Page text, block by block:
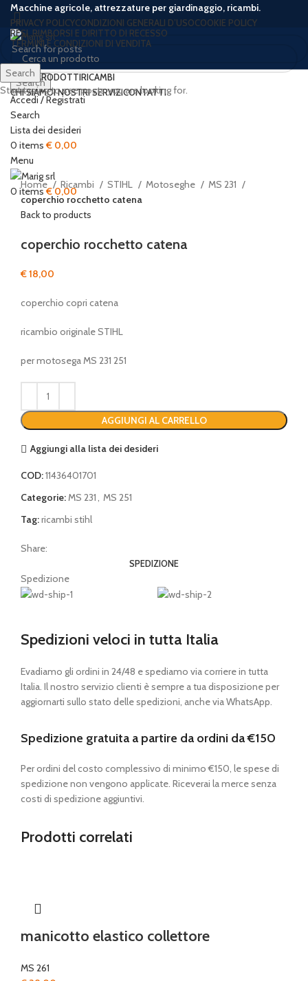
Macchine agricole, attrezzature per giardinaggio, ricambi.
PRIVACY POLICYCONDIZIONI GENERALI D’USOCOOKIE POLICY
RESI, RIMBORSI E DIRITTO DI RECESSO
TERMINI E CONDIZIONI DI VENDITA
Search
Accedi / Registrati
Search
Lista dei desideri
0 items € 0,00
Menu
0 items€0,00
HOME PRODOTTIRICAMBI
CHI SIAMOI NOSTRI SERVIZICONTATTI
Home Ricambi STIHL Motoseghe
MS 231
coperchio rocchetto catena
Back to products
coperchio rocchetto catena
€18,00
coperchio copri catena
ricambio originale STIHL
per motosega MS 231 251
AGGIUNGI AL CARRELLO
Aggiungi alla lista dei desideri
COD:11436401701
Categorie: MS 231
MS 251
Tag:ricambi stihl
Share:
SPEDIZIONE
Spedizione
Spedizioni veloci in tutta Italia
Evadiamo gli ordini in 24/48 e spediamo via corriere in tutta
Italia. Il nostro servizio clienti è sempre a tua disposizione per
aggiornarti sullo stato delle spedizioni, anche via WhatsApp.
Spedizione gratuita a partire da ordini da €150
Per ordini del costo complessivo di minimo €150, le spese di
spedizione non vengono applicate. Riceverai la merce senza
costi di spedizione aggiuntivi.
Prodotti correlati
manicotto elastico collettore
MS 261
Search
Start typing to see posts you are looking for.